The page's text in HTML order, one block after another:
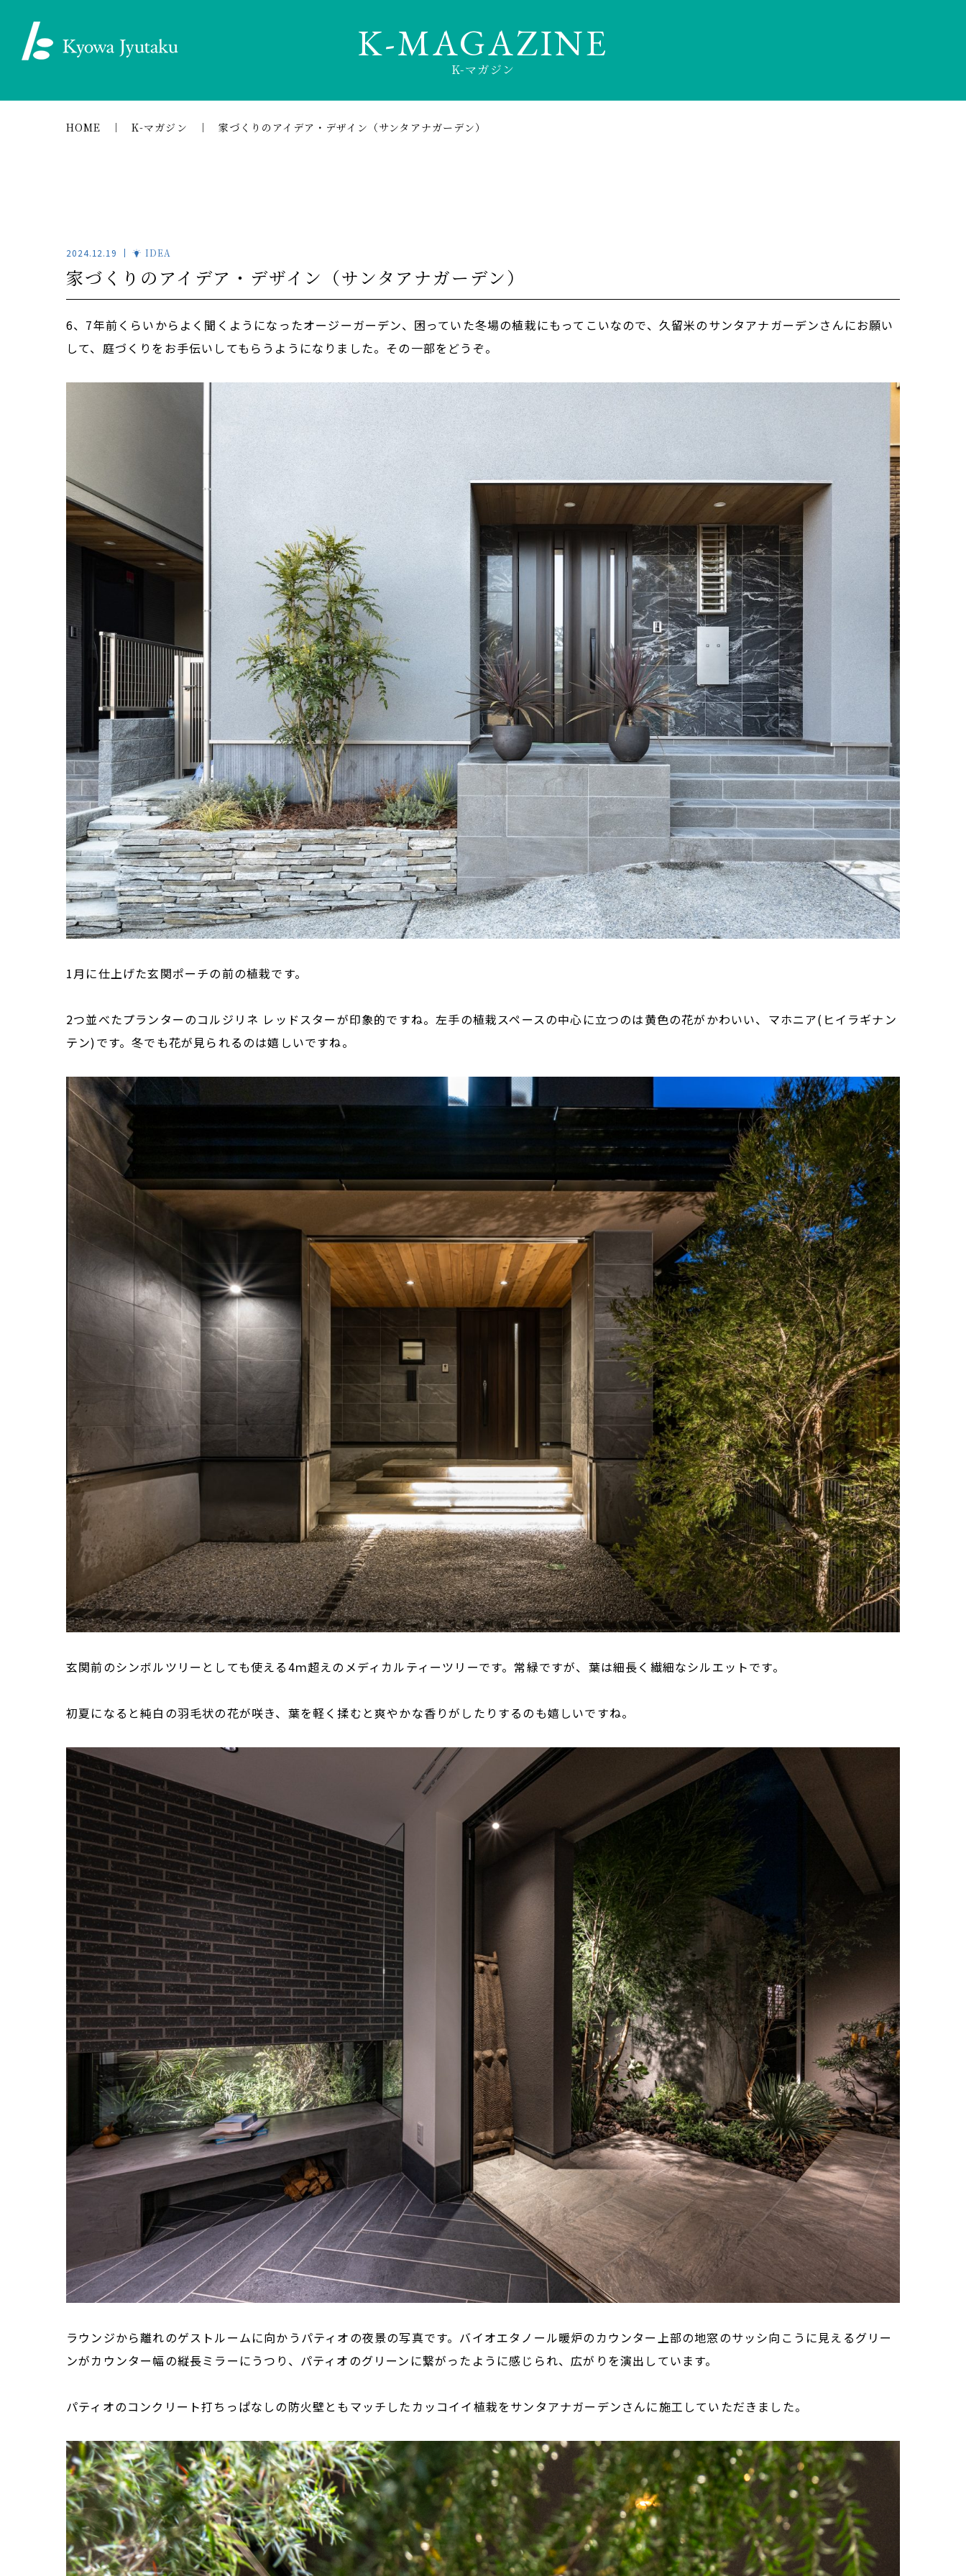
K-MAGAZINE
K-マガジン
HOME K-マガジン 家づくりのアイデア・デザイン（サンタアナガーデン）
2024.12.19 IDEA
家づくりのアイデア・デザイン（サンタアナガーデン）
6、7年前くらいからよく聞くようになったオージーガーデン、困っていた冬場の植栽にもってこいなので、久留米のサンタアナガーデンさんにお願い
して、庭づくりをお手伝いしてもらうようになりました。その一部をどうぞ。
1月に仕上げた玄関ポーチの前の植栽です。
2つ並べたプランターのコルジリネ レッドスターが印象的ですね。左手の植栽スペースの中心に立つのは黄色の花がかわいい、マホニア(ヒイラギナン
テン)です。冬でも花が見られるのは嬉しいですね。
玄関前のシンボルツリーとしても使える4ｍ超えのメディカルティーツリーです。常緑ですが、葉は細長く繊細なシルエットです。
初夏になると純白の羽毛状の花が咲き、葉を軽く揉むと爽やかな香りがしたりするのも嬉しいですね。
ラウンジから離れのゲストルームに向かうパティオの夜景の写真です。バイオエタノール暖炉のカウンター上部の地窓のサッシ向こうに見えるグリー
ンがカウンター幅の縦長ミラーにうつり、パティオのグリーンに繋がったように感じられ、広がりを演出しています。
パティオのコンクリート打ちっぱなしの防火壁ともマッチしたカッコイイ植栽をサンタアナガーデンさんに施工していただきました。